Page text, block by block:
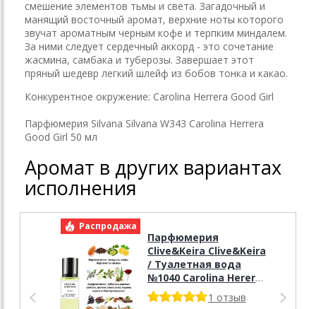
смешение элементов тьмы и света. Загадочный и
манящий восточный аромат, верхние ноты которого
звучат ароматным черным кофе и терпким миндалем.
За ними следует сердечный аккорд - это сочетание
жасмина, самбака и туберозы. Завершает этот
пряный шедевр легкий шлейф из бобов тонка и какао.
Конкурентное окружение: Carolina Herrera Good Girl
Парфюмерия Silvana Silvana W343 Carolina Herrera
Good Girl 50 мл
Аромат в других вариантах
исполнения
Распродажа
Парфюмерия
Clive&Keira Clive&Keira
/ Туалетная вода
№1040 Carolina Hererra
Good Girl GONE BAD
30ml
1 отзыв